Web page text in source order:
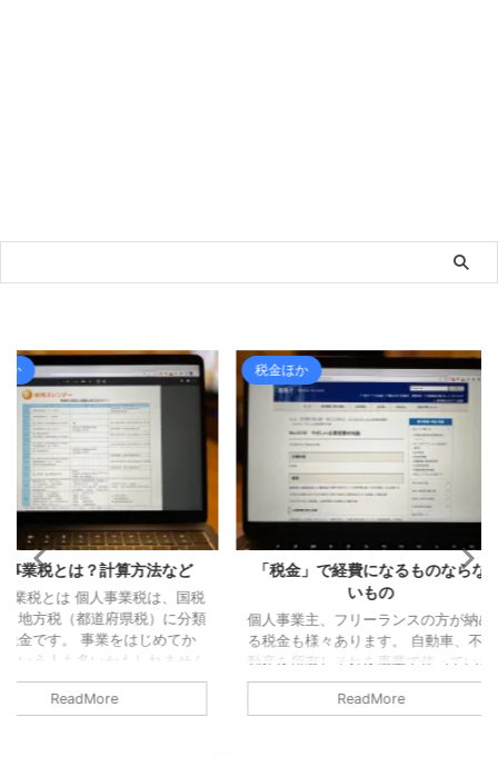
方法など
税は、国税
税）に分類
じめてか
しれません
住民税、消
とになりま
税金ほか
「税金」で経費になるものならな
個人事業主、フリーランスの方が納め
る税金も様々あります。 自動車、不
動産を所有しそれを事業で使っていた
ら、ほぼ毎月何かしらの税金を払って
いる感じになります。 フリーラン
ライフ
「手打
福岡での仕
「手打ちそ
きました。
変更し、そ